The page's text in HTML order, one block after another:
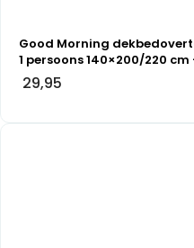
Good Morning
1 persoons 140×200/220
29,95